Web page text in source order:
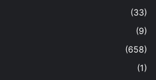
(33)
(9)
(658)
(1)